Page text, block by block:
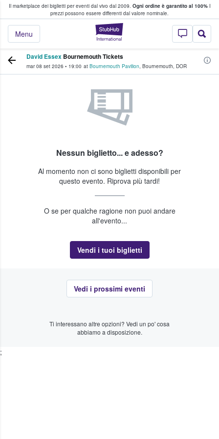
Il marketplace dei biglietti per eventi dal vivo dal 2009. Ogni ordine è garantito al 100%I
prezzi possono essere differenti dal valore nominale.
StubHub - Dove
Menu
fan comprano e vendono biglietti
David Essex Bournemouth Tickets
mar 08 set 2026 • 19:00 at Bournemouth Pavilion, Bournemouth, DOR
Nessun biglietto... e adesso?
Al momento non ci sono biglietti disponibili per
questo evento. Riprova più tardi!
O se per qualche ragione non puoi andare
all'evento...
Vendi i tuoi biglietti
Vedi i prossimi eventi
Ti interessano altre opzioni? Vedi un po' cosa
abbiamo a disposizione.
;